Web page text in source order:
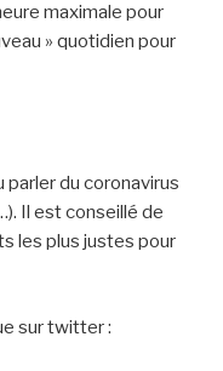
maximale pour
» quotidien pour
du coronavirus
Il est conseillé de
les plus justes pour
sur twitter :